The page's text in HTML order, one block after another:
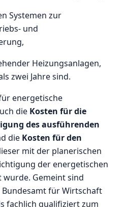
Systemen zur
und
Heizungsanlagen,
zwei Jahre sind.
energetische
die Kosten für die
des ausführenden
die Kosten für den
mit der planerischen
der energetischen
Gemeint sind
Bundesamt für Wirtschaft
fachlich qualifiziert zum